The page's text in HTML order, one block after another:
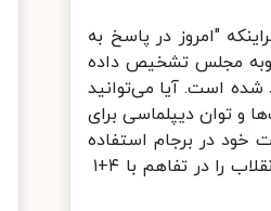
"امروز در پاسخ به
مجلس تشخیص داده
است. آیا می‌توانید
توان دیپلماسی برای
در برجام استفاده
کرده و تا آخرین سرحد امکان خطوط قرمز تعیین شده از سوی رهبر معظم انقلاب را در تفاهم با ۴+۱